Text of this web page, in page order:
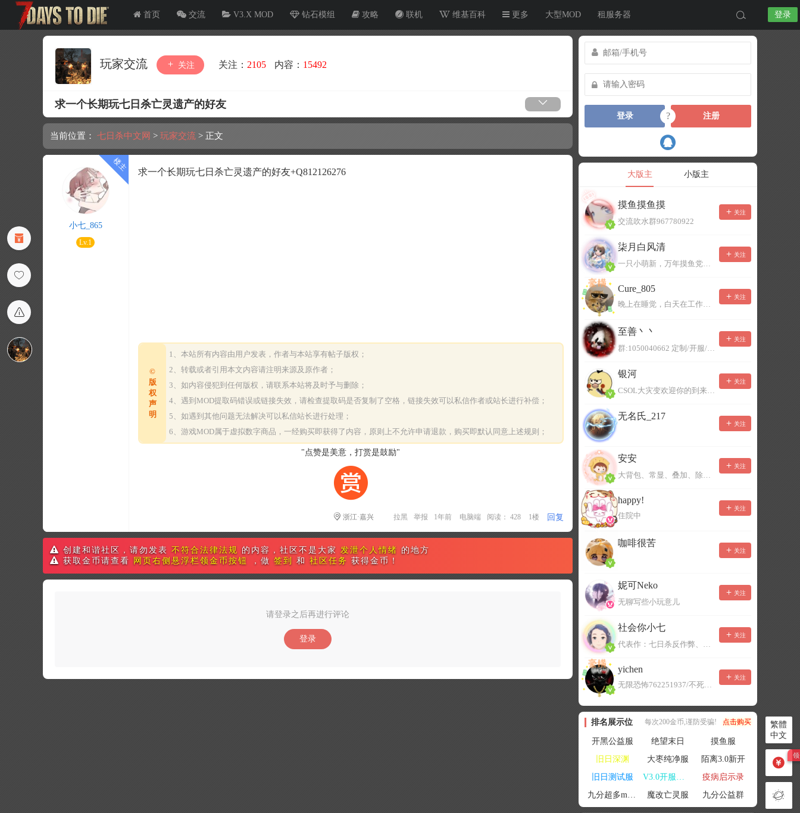
首页 交流 V3.X MOD 钻石模组 攻略 联机 维基百科 更多 大型MOD 租服务器 登录
玩家交流 关注 关注： 2105 内容： 15492
求一个长期玩七日杀亡灵遗产的好友
当前位置： 七日杀中文网 > 玩家交流 > 正文
小七_865
Lv.1
求一个长期玩七日杀亡灵遗产的好友+Q812126276
©
版
权
声
明
1、本站所有内容由用户发表，作者与本站享有帖子版权；
2、转载或者引用本文内容请注明来源及原作者；
3、如内容侵犯到任何版权，请联系本站将及时予与删除；
4、遇到MOD提取码错误或链接失效，请检查提取码是否复制了空格，链接失效可以私信作者或站长进行补偿；
5、如遇到其他问题无法解决可以私信站长进行处理；
6、游戏MOD属于虚拟数字商品，一经购买即获得了内容，原则上不允许申请退款，购买即默认同意上述规则；
"点赞是美意，打赏是鼓励"
浙江·嘉兴 拉黑 举报 1年前 电脑端 阅读： 428 1楼 回复
创建和谐社区，请勿发表 不符合法律法规 的内容，社区不是大家 发泄个人情绪 的地方
获取金币请查看
网页右侧悬浮栏领金币按钮 ，做 签到 和 社区任务 获得金币！
请登录之后再进行评论
登录
登录 ? 注册
大版主 小版主
摸鱼摸鱼摸
交流吹水群967780922
关注
柒月白风清
一只小萌新，万年摸鱼党！已经脱坑了。。。
关注
Cure_805
晚上在睡觉，白天在工作，不一定能及时回复，有事可以留言！
关注
至善丶丶
群:1050040662 定制/开服/地图制作/价格公道
关注
银河
CSOL大灾变欢迎你的到来。QQ群：967780922
关注
无名氏_217
关注
安安
大背包、常显、叠加、除草树，唯一作者QQ383125283
关注
happy!
住院中
关注
咖啡很苦
关注
妮可Neko
无聊写些小玩意儿
关注
社会你小七
代表作：七日杀反作弊、七日杀云黑、七日杀BOT、七日杀云商城
关注
yichen
无限恐怖762251937/不死者末日1080207504
关注
排名展示位 每次200金币,谨防受骗! 点击购买
开黑公益服 绝望末日
摸鱼服
旧日深渊
大枣纯净服
陌离3.0新开
旧日测试服
V3.0开服联机
疫病启示录
九分超多mod群
魔改亡灵服 九分公益群
繁體
中文